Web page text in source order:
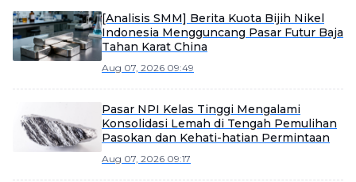
[Analisis SMM] Berita Kuota Bijih Nikel
Indonesia Mengguncang Pasar Futur Baja
Tahan Karat China
Aug 07, 2026 09:49
Pasar NPI Kelas Tinggi Mengalami
Konsolidasi Lemah di Tengah Pemulihan
Pasokan dan Kehati-hatian Permintaan
Aug 07, 2026 09:17